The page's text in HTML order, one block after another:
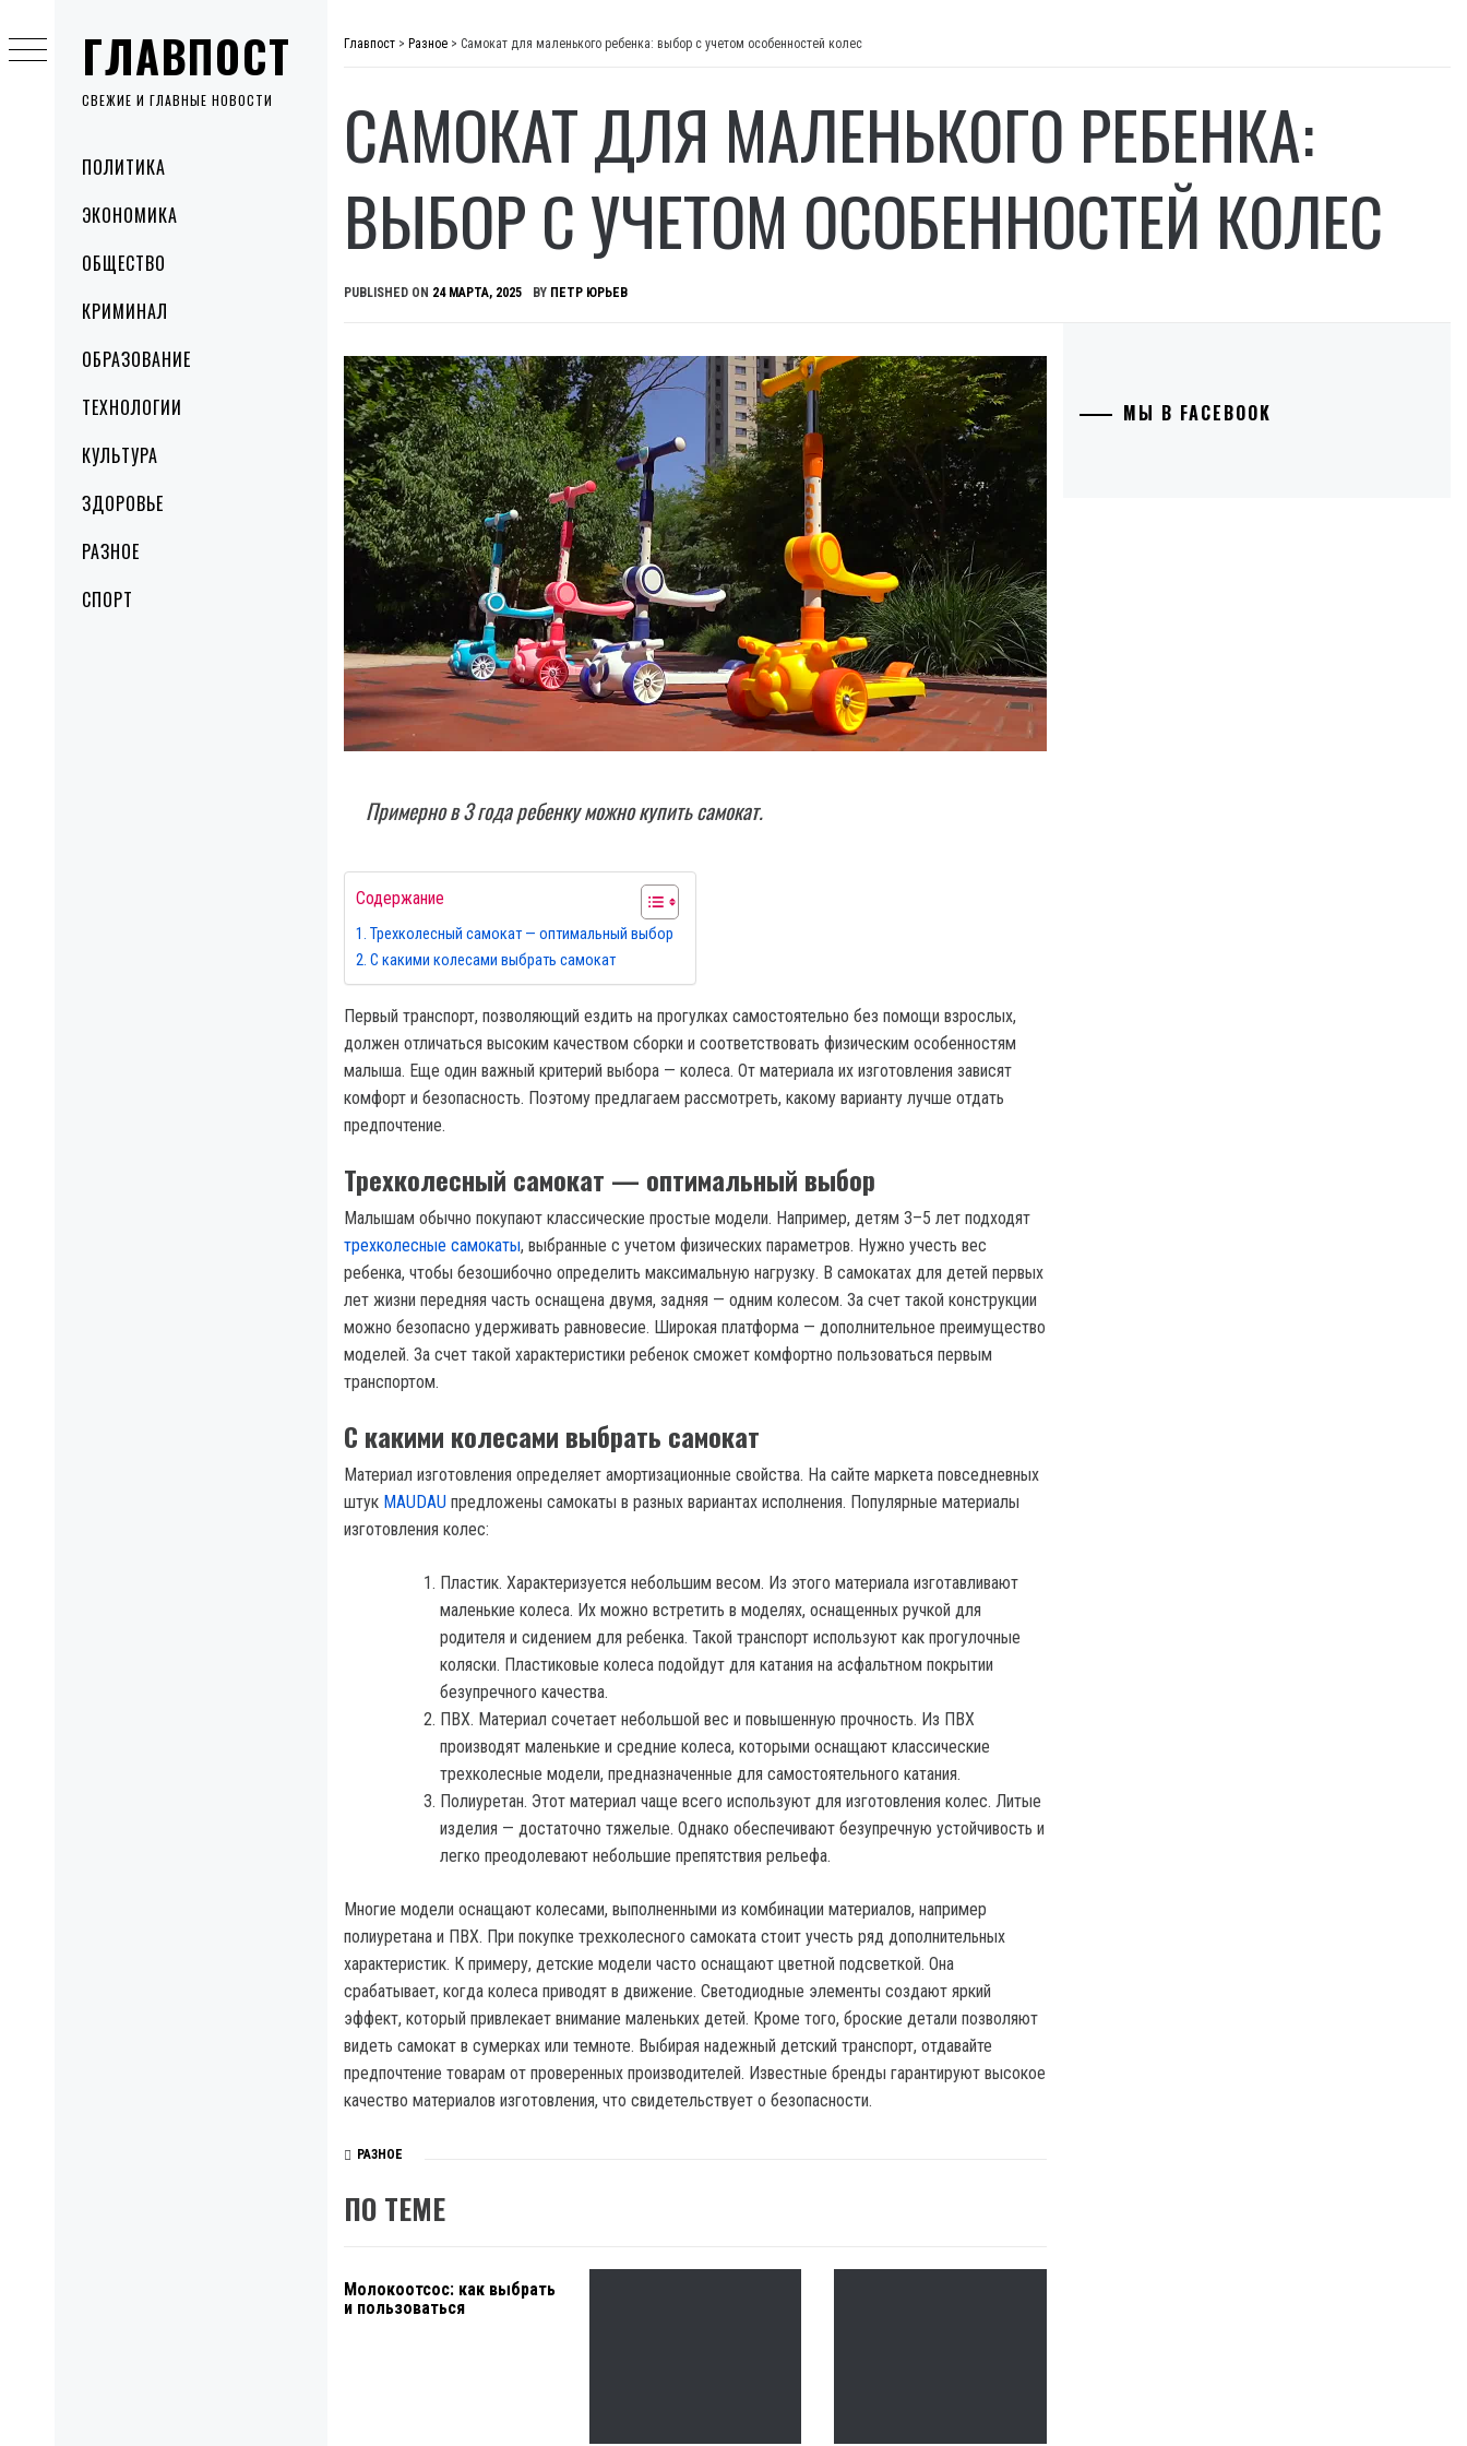
ГЛАВПОСТ
СВЕЖИЕ И ГЛАВНЫЕ НОВОСТИ
MenuПОЛИТИКА
ЭКОНОМИКА
ОБЩЕСТВО
КРИМИНАЛ
ОБРАЗОВАНИЕ
ТЕХНОЛОГИИ
КУЛЬТУРА
ЗДОРОВЬЕ
РАЗНОЕ
СПОРТ
to
content
Главпост > Разное > Самокат для маленького ребенка: выбор с учетом особенностей колес
САМОКАТ ДЛЯ МАЛЕНЬКОГО РЕБЕНКА:
ВЫБОР С УЧЕТОМ ОСОБЕННОСТЕЙ КОЛЕС
PUBLISHED ON 24 МАРТА, 2025 BY ПЕТР ЮРЬЕВ
Примерно в 3 года ребенку можно купить самокат.
Содержание
Трехколесный самокат — оптимальный выбор
С какими колесами выбрать самокат
Первый транспорт, позволяющий ездить на прогулках самостоятельно без помощи взрослых,
должен отличаться высоким качеством сборки и соответствовать физическим особенностям
малыша. Еще один важный критерий выбора — колеса. От материала их изготовления зависят
комфорт и безопасность. Поэтому предлагаем рассмотреть, какому варианту лучше отдать
предпочтение.
Трехколесный самокат — оптимальный выбор
Малышам обычно покупают классические простые модели. Например, детям 3–5 лет подходят
трехколесные самокаты, выбранные с учетом физических параметров. Нужно учесть вес
ребенка, чтобы безошибочно определить максимальную нагрузку. В самокатах для детей первых
лет жизни передняя часть оснащена двумя, задняя — одним колесом. За счет такой конструкции
можно безопасно удерживать равновесие. Широкая платформа — дополнительное преимущество
моделей. За счет такой характеристики ребенок сможет комфортно пользоваться первым
транспортом.
С какими колесами выбрать самокат
Материал изготовления определяет амортизационные свойства. На сайте маркета повседневных
штук MAUDAU предложены самокаты в разных вариантах исполнения. Популярные материалы
изготовления колес:
Пластик. Характеризуется небольшим весом. Из этого материала изготавливают
маленькие колеса. Их можно встретить в моделях, оснащенных ручкой для
родителя и сидением для ребенка. Такой транспорт используют как прогулочные
коляски. Пластиковые колеса подойдут для катания на асфальтном покрытии
безупречного качества.
ПВХ. Материал сочетает небольшой вес и повышенную прочность. Из ПВХ
производят маленькие и средние колеса, которыми оснащают классические
трехколесные модели, предназначенные для самостоятельного катания.
Полиуретан. Этот материал чаще всего используют для изготовления колес. Литые
изделия — достаточно тяжелые. Однако обеспечивают безупречную устойчивость и
легко преодолевают небольшие препятствия рельефа.
Многие модели оснащают колесами, выполненными из комбинации материалов, например
полиуретана и ПВХ. При покупке трехколесного самоката стоит учесть ряд дополнительных
характеристик. К примеру, детские модели часто оснащают цветной подсветкой. Она
срабатывает, когда колеса приводят в движение. Светодиодные элементы создают яркий
эффект, который привлекает внимание маленьких детей. Кроме того, броские детали позволяют
видеть самокат в сумерках или темноте. Выбирая надежный детский транспорт, отдавайте
предпочтение товарам от проверенных производителей. Известные бренды гарантируют высокое
качество материалов изготовления, что свидетельствует о безопасности.
РАЗНОЕ
ПО ТЕМЕ
Молокоотсос: как выбрать
и пользоваться
МЫ В FACEBOOK